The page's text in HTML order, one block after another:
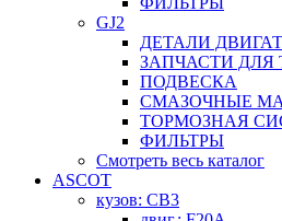
GJ2
ДЕТАЛИ
ЗАПЧАСТИ ДЛЯ
ПОДВЕСКА
СМАЗОЧНЫЕ
ТОРМОЗНАЯ
ФИЛЬТРЫ
Смотреть весь каталог
ASCOT
кузов: CB3